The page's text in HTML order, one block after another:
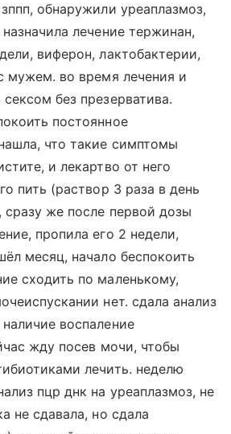
обнаружили уреаплазмоз,
лечение тержинан,
виферон, лактобактерии,
мужем. во время лечения и
без презерватива.
постоянное
что такие симптомы
и лекартво от него
пить (раствор 3 раза в день
же после первой дозы
пропила его 2 недели,
месяц, начало беспокоить
сходить по маленькому,
нет. сдала анализ
воспаление
жду посев мочи, чтобы
лечить. неделю
пцр днк на уреаплазмоз, не
не сдавала, но сдала